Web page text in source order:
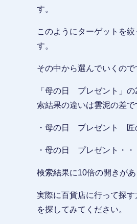
す。
このようにターゲットを
す。
その中から選んでいくので
「母の日 プレゼント」
索結果の違いは雲泥の差で
・母の日 プレゼント 匠
・母の日 プレゼント・・
検索結果に10倍の開きがあ
実際に百貨店に行って探
を探してみてください。